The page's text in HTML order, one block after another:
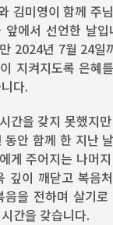
김미영이 함께 주
에서 선언한 날
2024년 7월 24일
지켜지도록 은혜
다.
간을 갖지 못했지
안 함께 한 지난
게 주어지는 나머
깊이 깨닫고 복음
을 전하며 살기
간을 갖습니다.